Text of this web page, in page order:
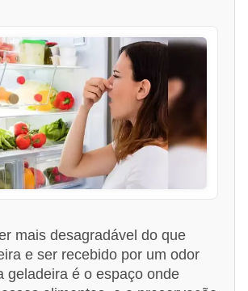
mais desagradável do que
e ser recebido por um odor
geladeira é o espaço onde